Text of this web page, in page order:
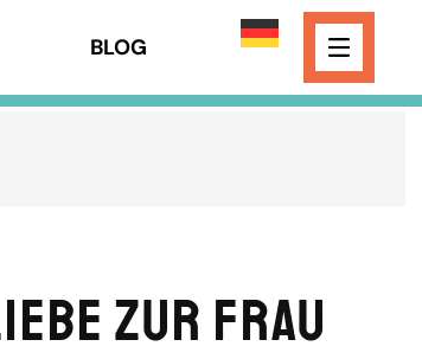
BLOG
zur Frau